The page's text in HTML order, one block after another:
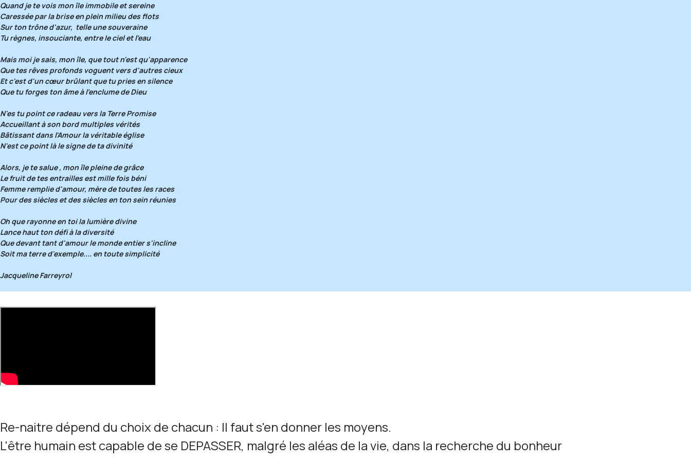
Quand je te vois mon île immobile et sereine
Caressée par la brise en plein milieu des flots
Sur ton trône d'azur, telle une souveraine
Tu règnes, insouciante, entre le ciel et l'eau
Mais moi je sais, mon île, que tout n'est qu'apparence
Que tes rêves profonds voguent vers d'autres cieux
Et c'est d'un cœur brûlant que tu pries en silence
Que tu forges ton âme à l'enclume de Dieu
N'es tu point ce radeau vers la Terre Promise
Accueillant à son bord multiples vérités
Bâtissant dans l'Amour la véritable église
N'est ce point là le signe de ta divinité
Alors, je te salue , mon île pleine de grâce
Le fruit de tes entrailles est mille fois béni
Femme remplie d'amour, mère de toutes les races
Pour des siècles et des siècles en ton sein réunies
Oh que rayonne en toi la lumière divine
Lance haut ton défi à la diversité
Que devant tant d'amour le monde entier s'incline
Soit ma terre d'exemple.... en toute simplicité
Jacqueline Farreyrol
Re-naitre dépend du choix de chacun : Il faut s'en donner les moyens.
L'être humain est capable de se DEPASSER, malgré les aléas de la vie, dans la recherche du bonheur